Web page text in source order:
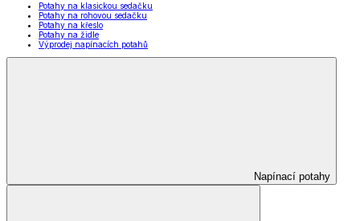
Potahy na klasickou sedačku
Potahy na rohovou sedačku
Potahy na křeslo
Potahy na židle
Výprodej napínacích potahů
Napínací potahy